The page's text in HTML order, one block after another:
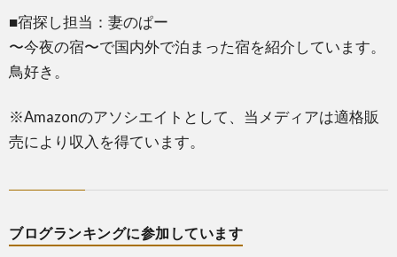
■宿探し担当：妻のぱー
〜今夜の宿〜で国内外で泊まった宿を紹介しています。
鳥好き。
※Amazonのアソシエイトとして、当メディアは適格販
売により収入を得ています。
ブログランキングに参加しています